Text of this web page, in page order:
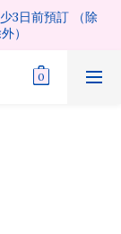
3日前預訂 （除
）